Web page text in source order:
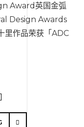
Award英国金弧
Design Awards
里作品荣获「ADC